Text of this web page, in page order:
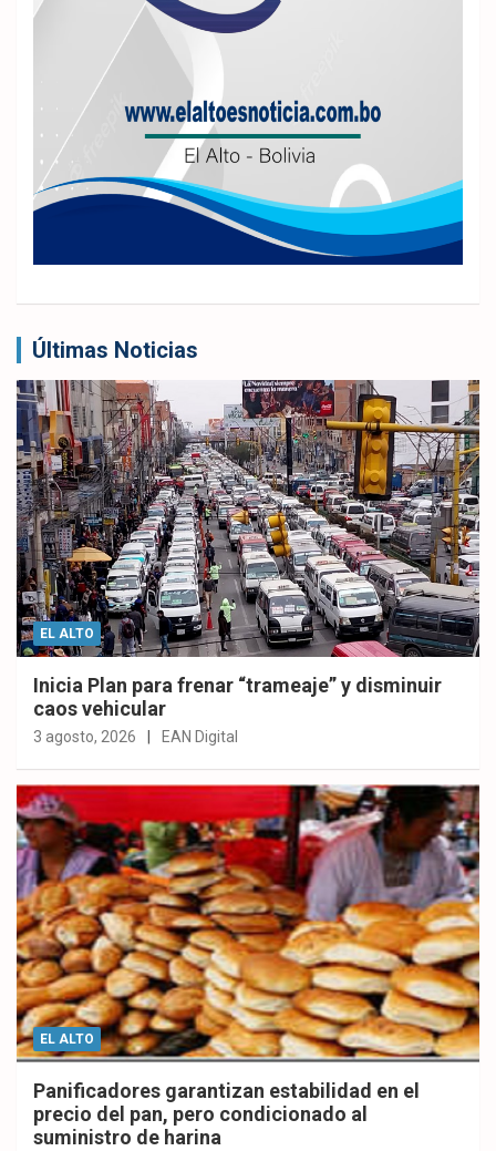
Últimas Noticias
EL ALTO
Inicia Plan para frenar “trameaje” y disminuir
caos vehicular
3 agosto, 2026 EAN Digital
EL ALTO
Panificadores garantizan estabilidad en el
precio del pan, pero condicionado al
suministro de harina